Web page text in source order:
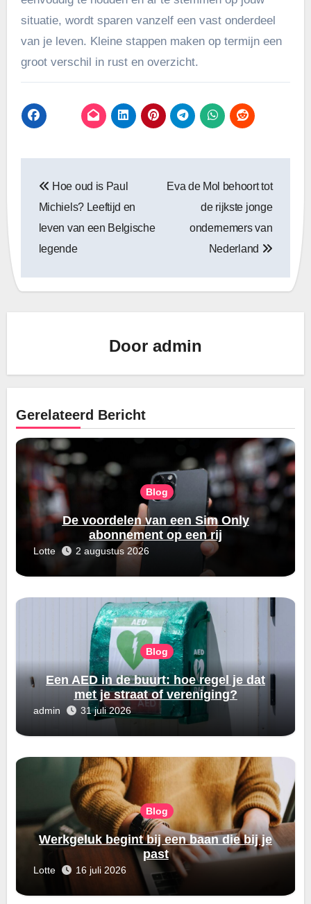
situatie, wordt sparen vanzelf een vast onderdeel
van je leven. Kleine stappen maken op termijn een
groot verschil in rust en overzicht.
navigatie
Hoe oud is Paul
Michiels? Leeftijd en
leven van een Belgische
legende
Eva de Mol behoort tot
de rijkste jonge
ondernemers van
Nederland
Door admin
Gerelateerd Bericht
Blog
De voordelen van een Sim Only
abonnement op een rij
Lotte 2 augustus 2026
Blog
Een AED in de buurt: hoe regel je dat
met je straat of vereniging?
admin 31 juli 2026
Blog
Werkgeluk begint bij een baan die bij je
past
Lotte 16 juli 2026